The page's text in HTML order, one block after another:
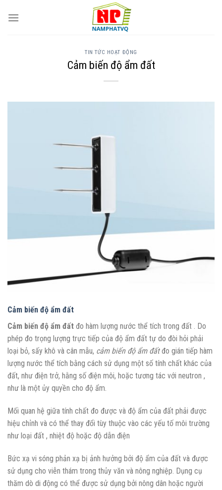
TIN TỨC HOẠT ĐỘNG
Cảm biến độ ẩm đất
Cảm biến độ ẩm đất
Cảm biến độ ẩm đất đo hàm lượng nước thể tích trong đất . Do
phép đo trọng lượng trực tiếp của độ ẩm đất tự do đòi hỏi phải
loại bỏ, sấy khô và cân mẫu, cảm biến độ ẩm đấtđo gián tiếp hàm
lượng nước thể tích bằng cách sử dụng một số tính chất khác của
đất, như điện trở, hằng số điện môi, hoặc tương tác với neutron ,
như là một ủy quyền cho độ ẩm.
Mối quan hệ giữa tính chất đo được và độ ẩm của đất phải được
hiệu chỉnh và có thể thay đổi tùy thuộc vào các yếu tố môi trường
như loại đất , nhiệt độ hoặc độ dẫn điện
Bức xạ vi sóng phản xạ bị ảnh hưởng bởi độ ẩm của đất và được
sử dụng cho viễn thám trong thủy văn và nông nghiệp. Dụng cụ
thăm dò di động có thể được sử dụng bởi nông dân hoặc người